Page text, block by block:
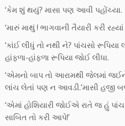
‘કેમ શું થયું? માસા પણ આવી પહોંચ્યા.
‘મારું માથું ! ભાગવાની તૈયારી કરી રહ્યાં
‘કાંઈ લીધું તો નથી ને? પાંચસો રૂપિયા
હાંફળા-હાંફળા રૂપિયા જોઈ લીધા.
‘એમનો બાપ તો આરામથી જેલમાં
લાંચ લેતાં પણ ન આવડી.’માસી હજી
‘એમાં હોશિયારી જોઈએ રાતે જ હું
સાબિત તો કરી આપે!’